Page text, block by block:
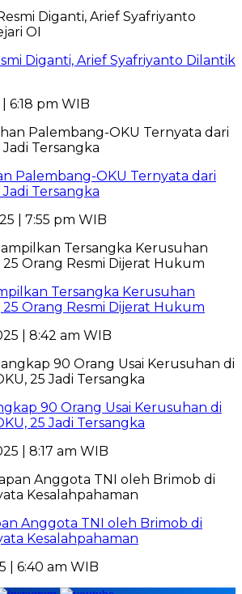
Diganti, Arief Syafriyanto Dilantik
6:18 pm WIB
Palembang-OKU Ternyata dari
Tersangka
| 7:55 pm WIB
Tersangka Kerusuhan
Orang Resmi Dijerat Hukum
| 8:42 am WIB
90 Orang Usai Kerusuhan di
25 Jadi Tersangka
| 8:17 am WIB
Anggota TNI oleh Brimob di
Kesalahpahaman
| 6:40 am WIB